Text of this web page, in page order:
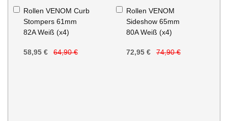
Rollen VENOM Curb
Stompers 61mm
82A Weiß (x4)
58,95 € 64,90 €
In
den
Warenkorb
Rollen VENOM
Sideshow 65mm
80A Weiß (x4)
72,95 € 74,90 €
In
den
Warenkorb